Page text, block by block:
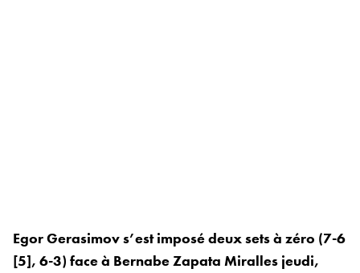
Egor Gerasimov s’est imposé deux sets à zéro (7-6
[5], 6-3) face à Bernabe Zapata Miralles jeudi,